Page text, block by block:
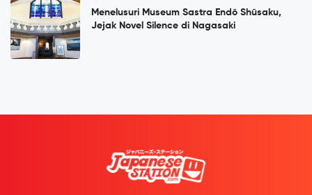
Menelusuri Museum Sastra Endō Shūsaku,
Jejak Novel Silence di Nagasaki